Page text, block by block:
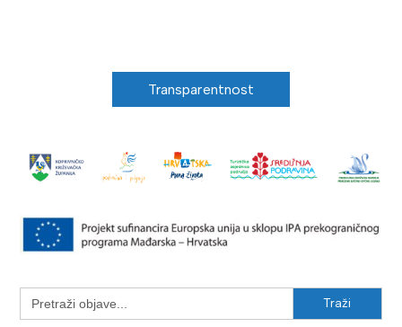
Transparentnost
Search
for: